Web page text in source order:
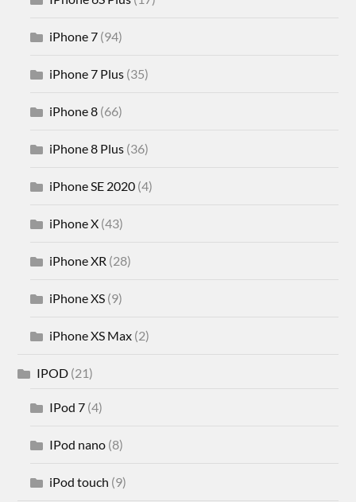
iPhone 7 (94)
iPhone 7 Plus (35)
iPhone 8 (66)
iPhone 8 Plus (36)
iPhone SE 2020 (4)
iPhone X (43)
iPhone XR (28)
iPhone XS (9)
iPhone XS Max (2)
IPOD (21)
IPod 7 (4)
IPod nano (8)
iPod touch (9)